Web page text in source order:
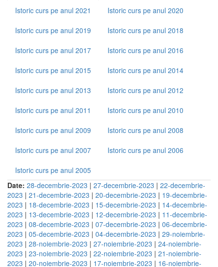
Istoric curs pe anul 2021 Istoric curs pe anul 2020
Istoric curs pe anul 2019 Istoric curs pe anul 2018
Istoric curs pe anul 2017 Istoric curs pe anul 2016
Istoric curs pe anul 2015 Istoric curs pe anul 2014
Istoric curs pe anul 2013 Istoric curs pe anul 2012
Istoric curs pe anul 2011 Istoric curs pe anul 2010
Istoric curs pe anul 2009 Istoric curs pe anul 2008
Istoric curs pe anul 2007 Istoric curs pe anul 2006
Istoric curs pe anul 2005
Date: 28-decembrie-2023 | 27-decembrie-2023 | 22-decembrie-
2023 | 21-decembrie-2023 | 20-decembrie-2023 | 19-decembrie-
2023 | 18-decembrie-2023 | 15-decembrie-2023 | 14-decembrie-
2023 | 13-decembrie-2023 | 12-decembrie-2023 | 11-decembrie-
2023 | 08-decembrie-2023 | 07-decembrie-2023 | 06-decembrie-
2023 | 05-decembrie-2023 | 04-decembrie-2023 | 29-noiembrie-
2023 | 28-noiembrie-2023 | 27-noiembrie-2023 | 24-noiembrie-
2023 | 23-noiembrie-2023 | 22-noiembrie-2023 | 21-noiembrie-
2023 | 20-noiembrie-2023 | 17-noiembrie-2023 | 16-noiembrie-